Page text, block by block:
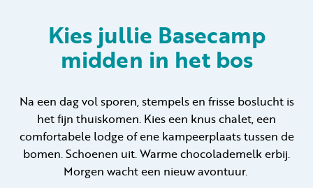
Kies jullie Basecamp
midden in het bos
Na een dag vol sporen, stempels en frisse boslucht is
het fijn thuiskomen. Kies een knus chalet, een
comfortabele lodge of ene kampeerplaats tussen de
bomen. Schoenen uit. Warme chocolademelk erbij.
Morgen wacht een nieuw avontuur.